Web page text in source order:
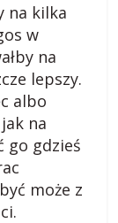
na kilka
w
na
lepszy.
albo
na
go gdzieś
może z